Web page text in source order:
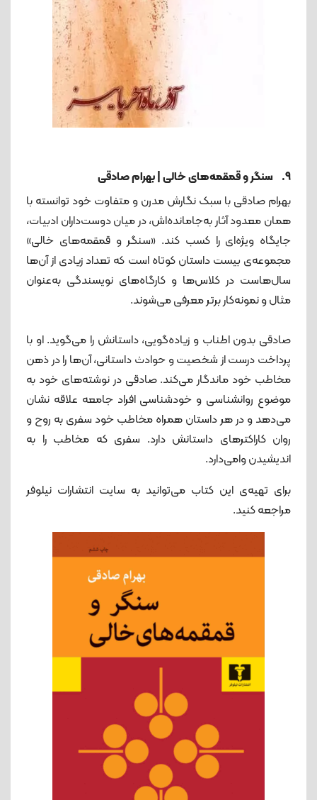
9. سنگر و قمقمه‌های خالی | بهرام صادقی
بهرام صادقی با سبک نگارش مدرن و متفاوت خود توانسته با
همان معدود آثار به‌جامانده‌اش، در میان دوست‌داران ادبیات،
جایگاه ویژه‌ای را کسب کند. «سنگر و قمقمه‌های خالی»
مجموعه‌ی بیست داستان کوتاه است که تعداد زیادی از آن‌ها
سال‌هاست در کلاس‌ها و کارگاه‌های نویسندگی به‌عنوان
مثال و نمونه‌کار برتر معرفی می‌شوند.
صادقی بدون اطناب و زیاده‌گویی، داستانش را می‌گوید. او با
پرداخت درست از شخصیت و حوادث داستانی، آن‌ها را در ذهن
مخاطب خود ماندگار می‌کند. صادقی در نوشته‌های خود به
موضوع روانشناسی و خودشناسی افراد جامعه علاقه نشان
می‌دهد و در هر داستان همراه مخاطب خود سفری به روح و
روان کاراکترهای داستانش دارد. سفری که مخاطب را به
اندیشیدن وامی‌دارد.
برای تهیه‌ی این کتاب می‌توانید به سایت انتشارات نیلوفر
مراجعه کنید.